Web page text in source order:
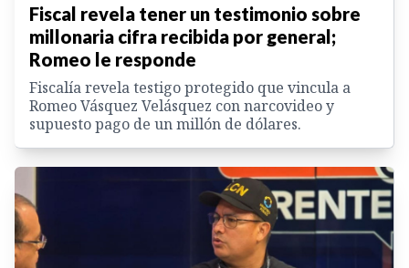
Fiscal revela tener un testimonio sobre
millonaria cifra recibida por general;
Romeo le responde
Fiscalía revela testigo protegido que vincula a
Romeo Vásquez Velásquez con narcovideo y
supuesto pago de un millón de dólares.